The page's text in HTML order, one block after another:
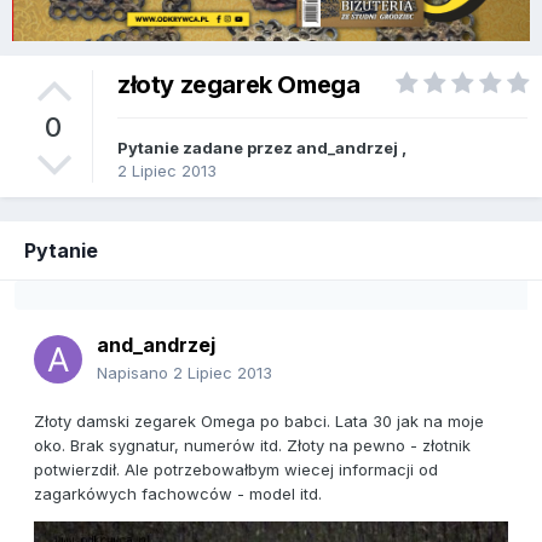
0
złoty zegarek Omega
Pytanie zadane przez and_andrzej
2 Lipiec 2013
Pytanie
and_andrzej
Napisano 2 Lipiec 2013
Złoty damski zegarek Omega po babci. Lata 30 jak na moje
oko. Brak sygnatur, numerów itd. Złoty na pewno - złotnik
potwierzdił. Ale potrzebowałbym wiecej informacji od
zagarkówych fachowców - model itd.